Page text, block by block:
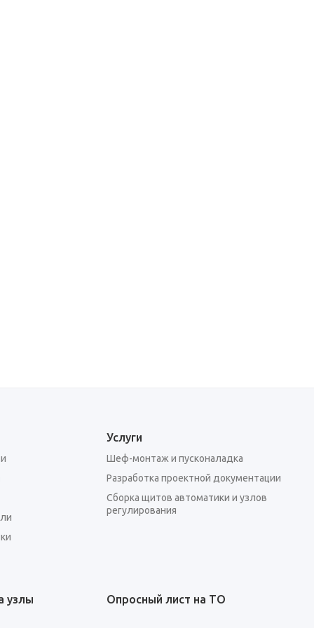
Услуги
Шеф-монтаж и пусконаладка
Разработка проектной документации
Сборка щитов автоматики и узлов
регулирования
узлы
Опросный лист на ТО